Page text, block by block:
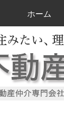
ホーム